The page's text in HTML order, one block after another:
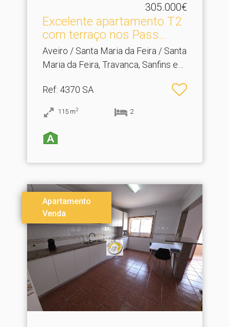
305.000€
Excelente apartamento T2
com terraço nos Pass.​..
Aveiro / Santa Maria da Feira / Santa
Maria da Feira, Travanca, Sanfins e
Ref: 4370 SA
115 m2 2
Apartamento
Venda